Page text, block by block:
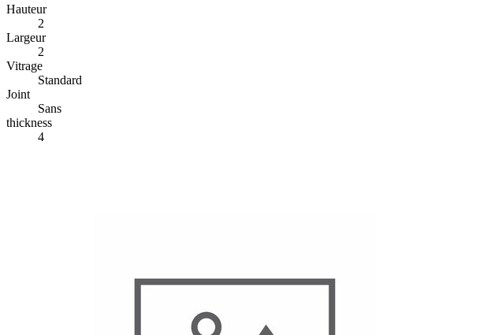
Hauteur
2
Largeur
2
Vitrage
Standard
Joint
Sans
thickness
4